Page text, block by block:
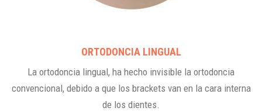
ORTODONCIA LINGUAL
La ortodoncia lingual, ha hecho invisible la ortodoncia
convencional, debido a que los brackets van en la cara interna
de los dientes.